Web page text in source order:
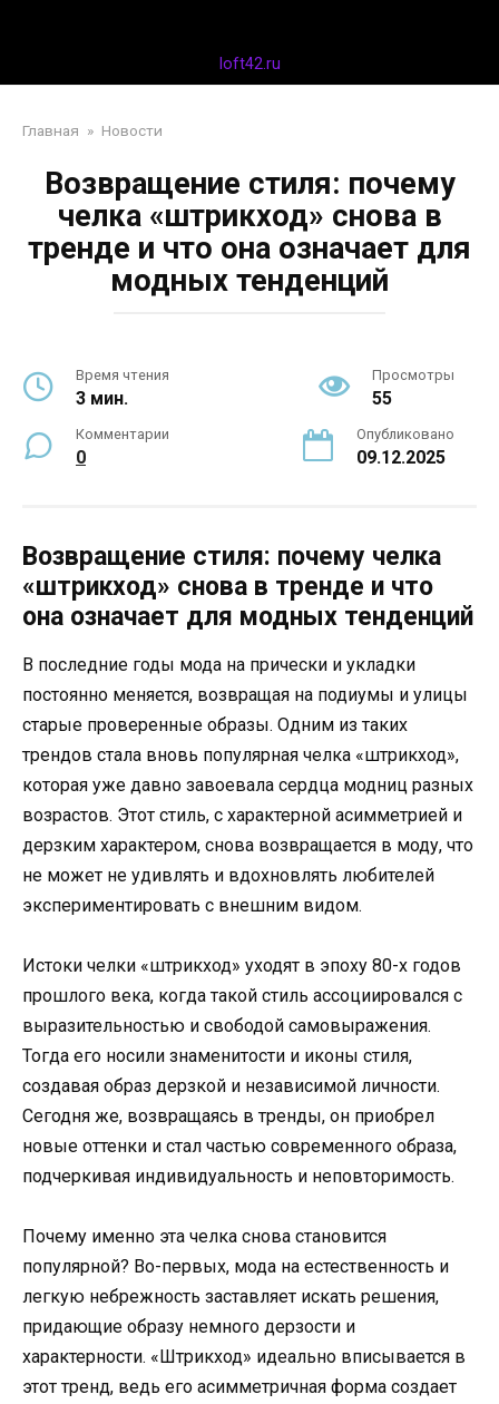
loft42.ru
Главная » Новости
Возвращение стиля: почему
челка «штрикход» снова в
тренде и что она означает для
модных тенденций
Время чтения
3 мин.
Просмотры
55
Комментарии
0
Опубликовано
09.12.2025
Возвращение стиля: почему челка
«штрикход» снова в тренде и что
она означает для модных тенденций
В последние годы мода на прически и укладки
постоянно меняется, возвращая на подиумы и улицы
старые проверенные образы. Одним из таких
трендов стала вновь популярная челка «штрикход»,
которая уже давно завоевала сердца модниц разных
возрастов. Этот стиль, с характерной асимметрией и
дерзким характером, снова возвращается в моду, что
не может не удивлять и вдохновлять любителей
экспериментировать с внешним видом.
Истоки челки «штрикход» уходят в эпоху 80-х годов
прошлого века, когда такой стиль ассоциировался с
выразительностью и свободой самовыражения.
Тогда его носили знаменитости и иконы стиля,
создавая образ дерзкой и независимой личности.
Сегодня же, возвращаясь в тренды, он приобрел
новые оттенки и стал частью современного образа,
подчеркивая индивидуальность и неповторимость.
Почему именно эта челка снова становится
популярной? Во-первых, мода на естественность и
легкую небрежность заставляет искать решения,
придающие образу немного дерзости и
характерности. «Штрикход» идеально вписывается в
этот тренд, ведь его асимметричная форма создает